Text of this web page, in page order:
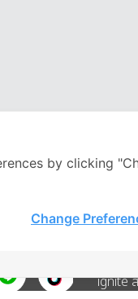
บริษัท
ignite
by clicking
Change